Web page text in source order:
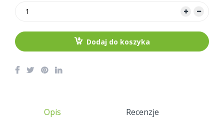
Dodaj do koszyka
Opis Recenzje